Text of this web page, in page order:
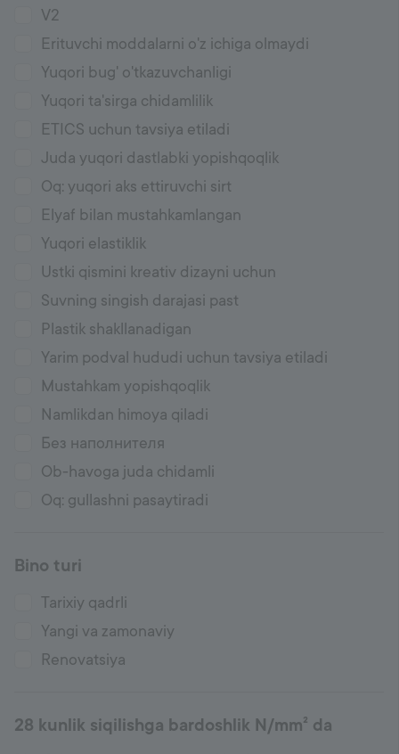
V2
Erituvchi moddalarni o'z ichiga olmaydi
Yuqori bug' o'tkazuvchanligi
Yuqori ta'sirga chidamlilik
ETICS uchun tavsiya etiladi
Juda yuqori dastlabki yopishqoqlik
Oq: yuqori aks ettiruvchi sirt
Elyaf bilan mustahkamlangan
Yuqori elastiklik
Ustki qismini kreativ dizayni uchun
Suvning singish darajasi past
Plastik shakllanadigan
Yarim podval hududi uchun tavsiya etiladi
Mustahkam yopishqoqlik
Namlikdan himoya qiladi
Без наполнителя
Ob-havoga juda chidamli
Oq: gullashni pasaytiradi
Bino turi
Tarixiy qadrli
Yangi va zamonaviy
Renovatsiya
28 kunlik siqilishga bardoshlik N/mm² da